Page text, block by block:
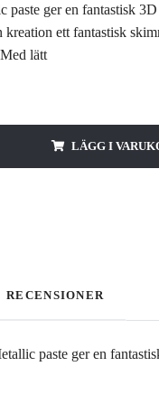
paste ger en fantastisk
kreation ett fantastisk
lätt
LÄGG I
RECENSIONER
paste ger en